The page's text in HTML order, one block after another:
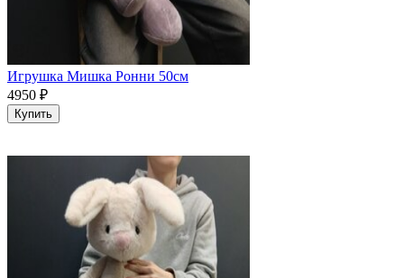
Игрушка Мишка Ронни 50см
4950 ₽
Купить